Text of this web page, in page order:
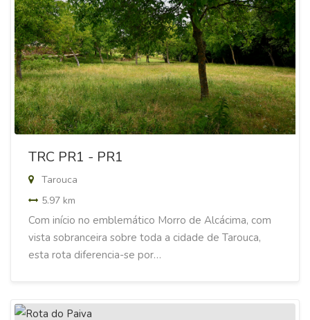
TRC PR1 - PR1
Tarouca
5.97 km
Com início no emblemático Morro de Alcácima, com
vista sobranceira sobre toda a cidade de Tarouca,
esta rota diferencia-se por…